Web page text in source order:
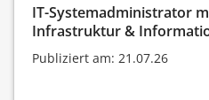
IT-Systemadministrator
Infrastruktur &
Publiziert am: 21.07.26